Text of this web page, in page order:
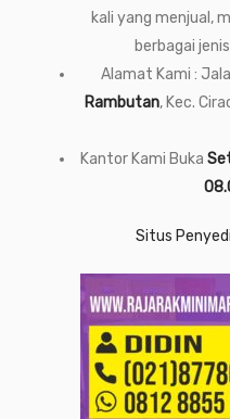
kali yang menjual,
berbagai
Alamat Kami :
Rambutan, Kec.
Kantor Kami Buka
Situs